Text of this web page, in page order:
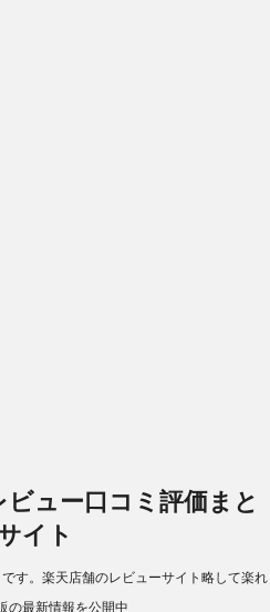
ュー口コミ評価まと
イト
す。楽天店舗のレビューサイト略して楽れ
の最新情報を公開中